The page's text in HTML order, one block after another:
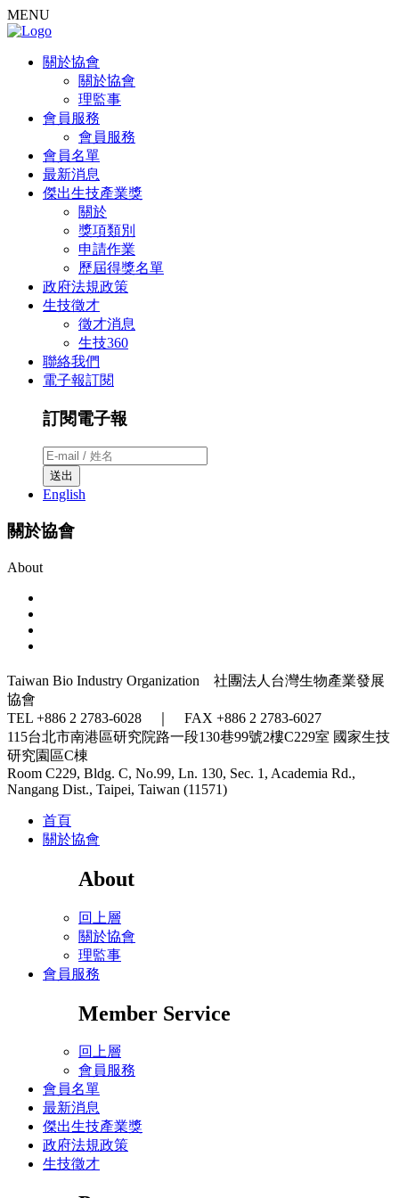
MENU
關於協會
關於協會
理監事
會員服務
會員服務
會員名單
最新消息
傑出生技產業獎
關於
獎項類別
申請作業
歷屆得獎名單
政府法規政策
生技徵才
徵才消息
生技360
聯絡我們
電子報訂閱
訂閱電子報
送出
English
關於協會
About
Taiwan Bio Industry Organization 社團法人台灣生物產業發展
協會
TEL +886 2 2783-6028 ｜ FAX +886 2 2783-6027
115台北市南港區研究院路一段130巷99號2樓C229室 國家生技
研究園區C棟
Room C229, Bldg. C, No.99, Ln. 130, Sec. 1, Academia Rd.,
Nangang Dist., Taipei, Taiwan (11571)
首頁
關於協會
About
回上層
關於協會
理監事
會員服務
Member Service
回上層
會員服務
會員名單
最新消息
傑出生技產業獎
政府法規政策
生技徵才